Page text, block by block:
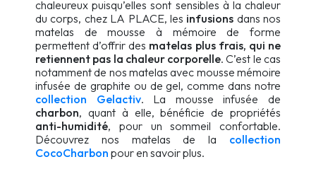
chaleureux puisqu’elles sont sensibles à la chaleur
du corps, chez LA PLACE, les infusions dans nos
matelas de mousse à mémoire de forme
permettent d’offrir des matelas plus frais, qui ne
retiennent pas la chaleur corporelle. C’est le cas
notamment de nos matelas avec mousse mémoire
infusée de graphite ou de gel, comme dans notre
collection Gelactiv. La mousse infusée de
charbon, quant à elle, bénéficie de propriétés
anti-humidité, pour un sommeil confortable.
Découvrez nos matelas de la collection
CocoCharbon pour en savoir plus.